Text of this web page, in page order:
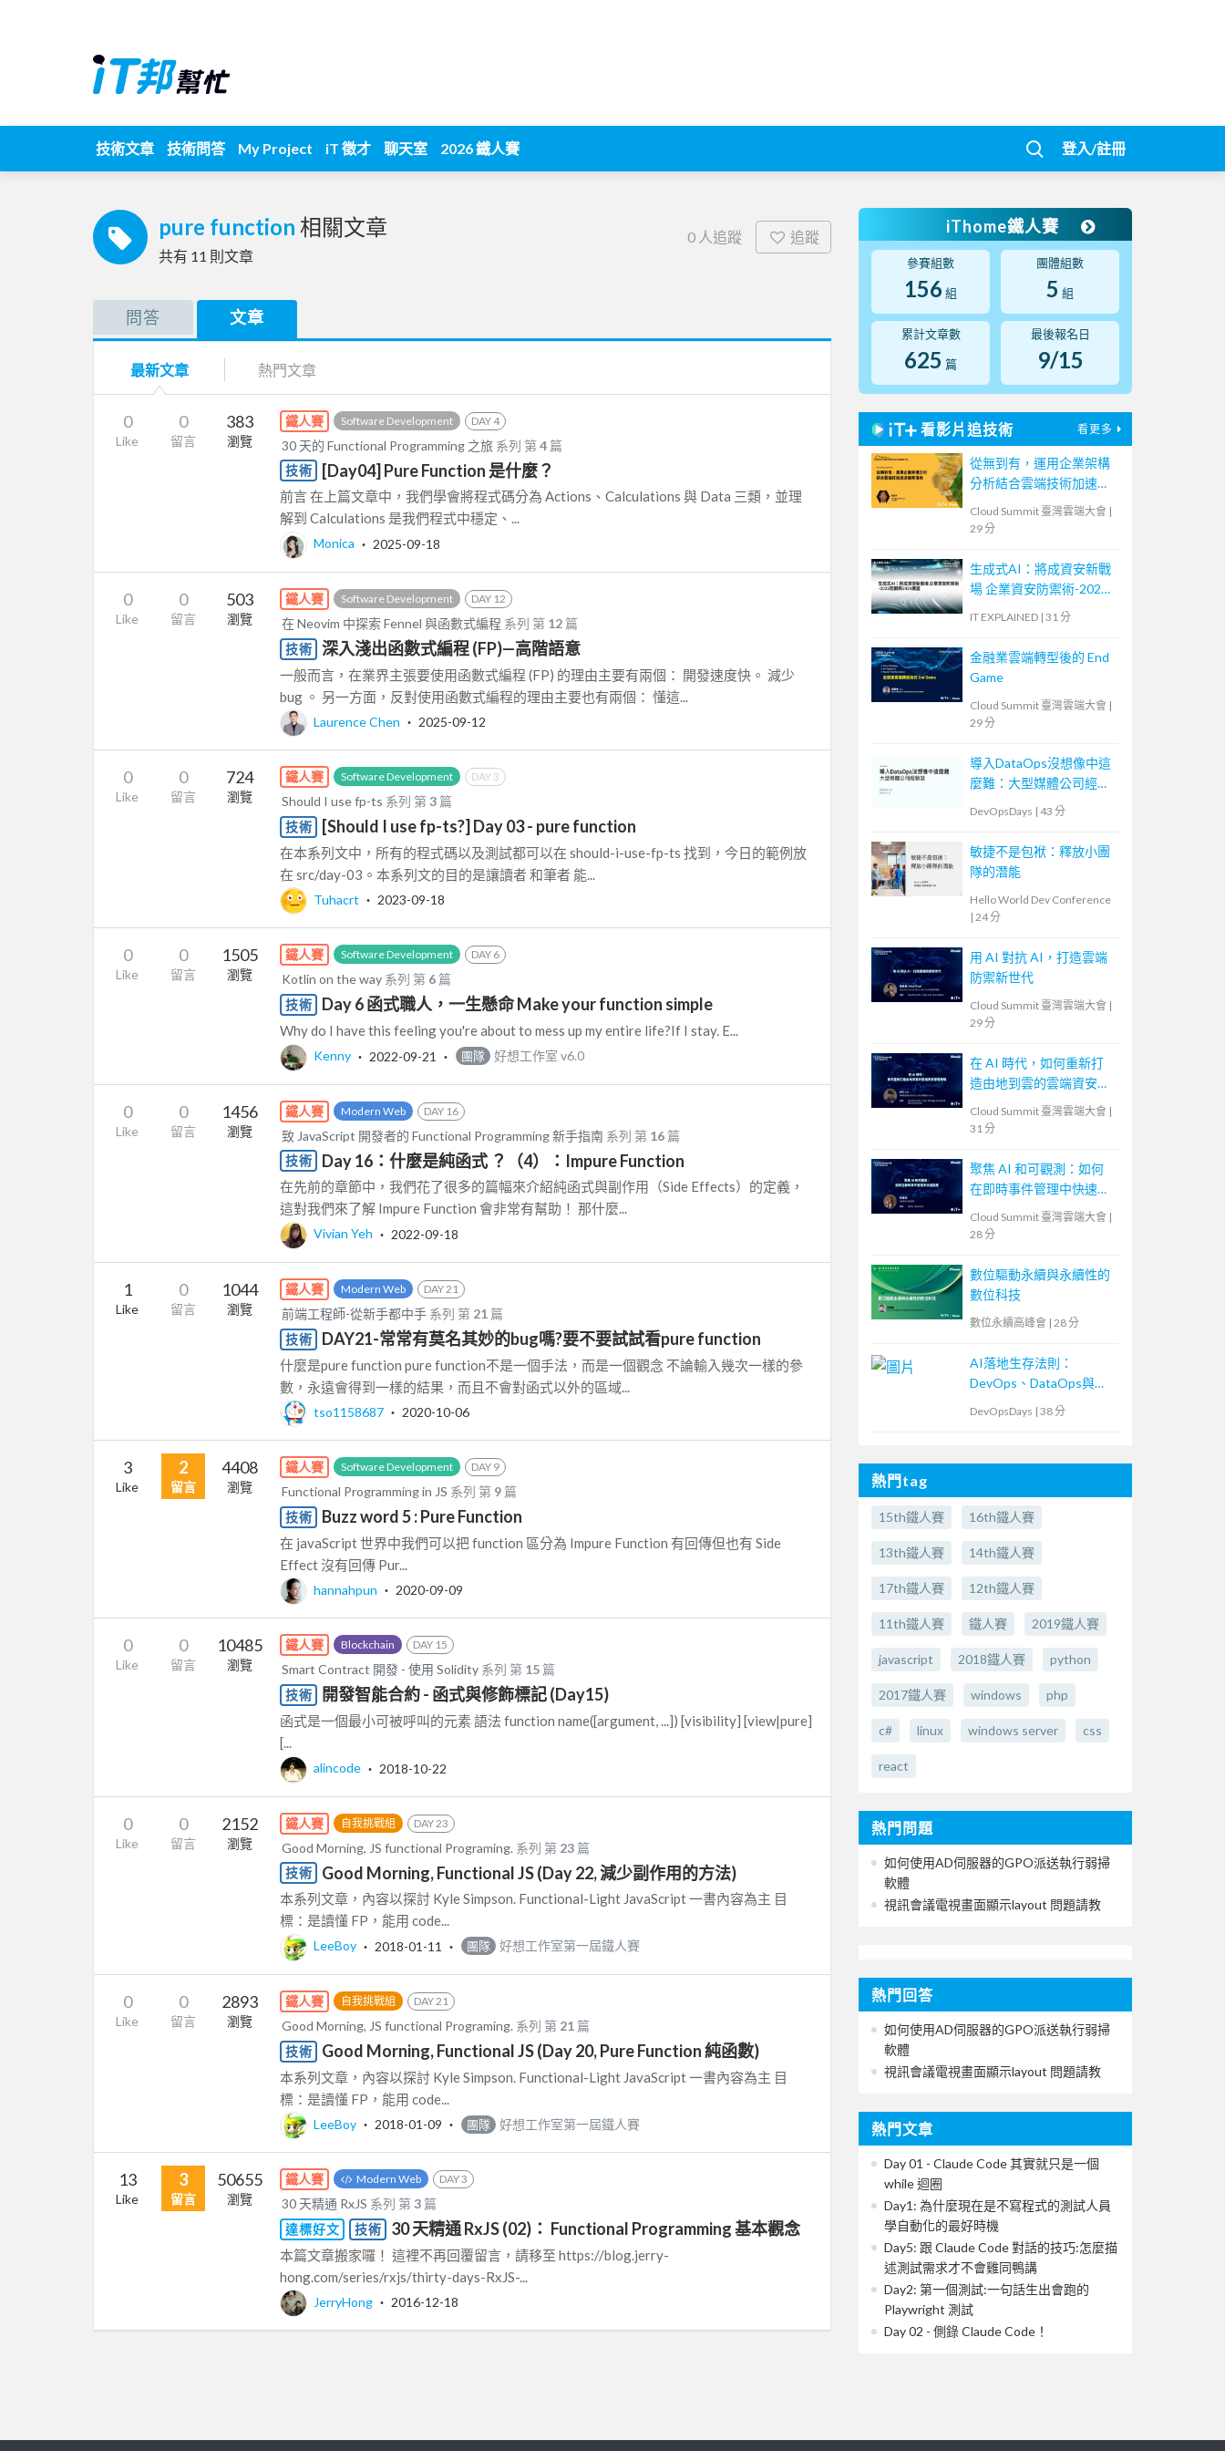
技術文章 技術問答 My Project iT 徵才 聊天室 2026 鐵人賽 登入/註冊
pure function 相關文章
共有 11 則文章
0 人追蹤 追蹤
問答 文章
最新文章 熱門文章
0
Like
0
留言
383
瀏覽
鐵人賽 Software Development DAY 4
30 天的 Functional Programming 之旅 系列 第4 篇
技術
[Day04] Pure Function 是什麼？
前言 在上篇文章中，我們學會將程式碼分為 Actions、Calculations 與 Data 三類，並理
解到 Calculations 是我們程式中穩定、...
Monica ‧ 2025-09-18
0
Like
0
留言
503
瀏覽
鐵人賽 Software Development DAY 12
在 Neovim 中探索 Fennel 與函數式編程 系列 第 12 篇
技術
深入淺出函數式編程 (FP)—高階語意
一般而言，在業界主張要使用函數式編程 (FP) 的理由主要有兩個： 開發速度快。 減少
bug 。 另一方面，反對使用函數式編程的理由主要也有兩個： 懂這...
Laurence Chen ‧ 2025-09-12
0
Like
0
留言
724
瀏覽
鐵人賽 Software Development DAY 3
Should I use fp-ts 系列 第3 篇
技術
[Should I use fp-ts?] Day 03 - pure function
在本系列文中，所有的程式碼以及測試都可以在 should-i-use-fp-ts 找到，今日的範例放
在 src/day-03。本系列文的目的是讓讀者 和筆者 能...
Tuhacrt ‧ 2023-09-18
0
Like
0
留言
1505
瀏覽
鐵人賽 Software Development DAY 6
Kotlin on the way 系列 第 6 篇
技術
Day 6 函式職人，一生懸命 Make your function simple
Why do I have this feeling you're about to mess up my entire life?If I stay. E...
Kenny ‧ 2022-09-21 ‧ 團隊 好想工作室 v6.0
0
Like
0
留言
1456
瀏覽
鐵人賽 Modern Web DAY 16
致 JavaScript 開發者的 Functional Programming 新手指南 系列 第 16 篇
技術
Day 16：什麼是純函式 ？（4）：Impure Function
在先前的章節中，我們花了很多的篇幅來介紹純函式與副作用（Side Effects）的定義，
這對我們來了解 Impure Function 會非常有幫助！ 那什麼...
Vivian Yeh ‧ 2022-09-18
1
Like
0
留言
1044
瀏覽
鐵人賽 Modern Web DAY 21
前端工程師-從新手都中手 系列 第 21 篇
技術
DAY21-常常有莫名其妙的bug嗎?要不要試試看pure function
什麼是pure function pure function不是一個手法，而是一個觀念 不論輸入幾次一樣的參
數，永遠會得到一樣的結果，而且不會對函式以外的區域...
tso1158687 ‧ 2020-10-06
3
Like
2
留言
4408
瀏覽
鐵人賽 Software Development DAY 9
Functional Programming in JS 系列 第 9 篇
技術
Buzz word 5 : Pure Function
在 javaScript 世界中我們可以把 function 區分為 Impure Function 有回傳但也有 Side
Effect 沒有回傳 Pur...
hannahpun ‧ 2020-09-09
0
Like
0
留言
10485
瀏覽
鐵人賽 Blockchain DAY 15
Smart Contract 開發 - 使用 Solidity 系列 第 15 篇
技術
開發智能合約 - 函式與修飾標記 (Day15)
函式是一個最小可被呼叫的元素 語法 function name([argument, ...]) [visibility] [view|pure]
[...
alincode ‧ 2018-10-22
0
Like
0
留言
2152
瀏覽
鐵人賽 自我挑戰組 DAY 23
Good Morning, JS functional Programing. 系列 第 23 篇
技術
Good Morning, Functional JS (Day 22, 減少副作用的方法)
本系列文章，內容以探討 Kyle Simpson. Functional-Light JavaScript 一書內容為主 目
標：是讀懂 FP，能用 code...
LeeBoy ‧ 2018-01-11 ‧ 團隊 好想工作室第一屆鐵人賽
0
Like
0
留言
2893
瀏覽
鐵人賽 自我挑戰組 DAY 21
Good Morning, JS functional Programing. 系列 第 21 篇
技術
Good Morning, Functional JS (Day 20, Pure Function 純函數)
本系列文章，內容以探討 Kyle Simpson. Functional-Light JavaScript 一書內容為主 目
標：是讀懂 FP，能用 code...
LeeBoy ‧ 2018-01-09 ‧ 團隊 好想工作室第一屆鐵人賽
13
Like
3
留言
50655
瀏覽
鐵人賽 Modern Web DAY 3
30 天精通 RxJS 系列 第3 篇
達標好文
技術 30 天精通 RxJS (02)： Functional Programming 基本觀念
本篇文章搬家囉！ 這裡不再回覆留言，請移至 https://blog.jerry-
hong.com/series/rxjs/thirty-days-RxJS-...
JerryHong ‧ 2016-12-18
iThome鐵人賽
參賽組數
156 組
團體組數
5 組
累計文章數
625 篇
最後報名日
9/15
看影片追技術 看更多
從無到有，運用企業架構
分析結合雲端技術加速業
Cloud Summit 臺灣雲端大會 |
29 分
生成式AI：將成資安新戰
場 企業資安防禦術-2023
IT EXPLAINED | 31 分
金融業雲端轉型後的 End
Game
Cloud Summit 臺灣雲端大會 |
29 分
導入DataOps沒想像中這
麼難：大型媒體公司經驗
DevOpsDays | 43 分
敏捷不是包袱：釋放小團
隊的潛能
Hello World Dev Conference
| 24 分
用 AI 對抗 AI，打造雲端
防禦新世代
Cloud Summit 臺灣雲端大會 |
29 分
在 AI 時代，如何重新打
造由地到雲的雲端資安管
Cloud Summit 臺灣雲端大會 |
31 分
聚焦 AI 和可觀測：如何
在即時事件管理中快速回
Cloud Summit 臺灣雲端大會 |
28 分
數位驅動永續與永續性的
數位科技
數位永續高峰會 | 28 分
AI落地生存法則：
DevOps、DataOps與
MLOps密不可分的ML專
DevOpsDays | 38 分
熱門tag
15th鐵人賽 16th鐵人賽
13th鐵人賽 14th鐵人賽
17th鐵人賽 12th鐵人賽
11th鐵人賽 鐵人賽 2019鐵人賽
javascript 2018鐵人賽 python
2017鐵人賽 windows php
c# linux windows server css
react
熱門問題
如何使用AD伺服器的GPO派送執行弱掃
軟體
視訊會議電視畫面顯示layout 問題請教
熱門回答
如何使用AD伺服器的GPO派送執行弱掃
軟體
視訊會議電視畫面顯示layout 問題請教
熱門文章
Day 01 - Claude Code 其實就只是一個
while 迴圈
Day1: 為什麼現在是不寫程式的測試人員
學自動化的最好時機
Day5: 跟 Claude Code 對話的技巧:怎麼描
述測試需求才不會雞同鴨講
Day2: 第一個測試:一句話生出會跑的
Playwright 測試
Day 02 - 側錄 Claude Code！